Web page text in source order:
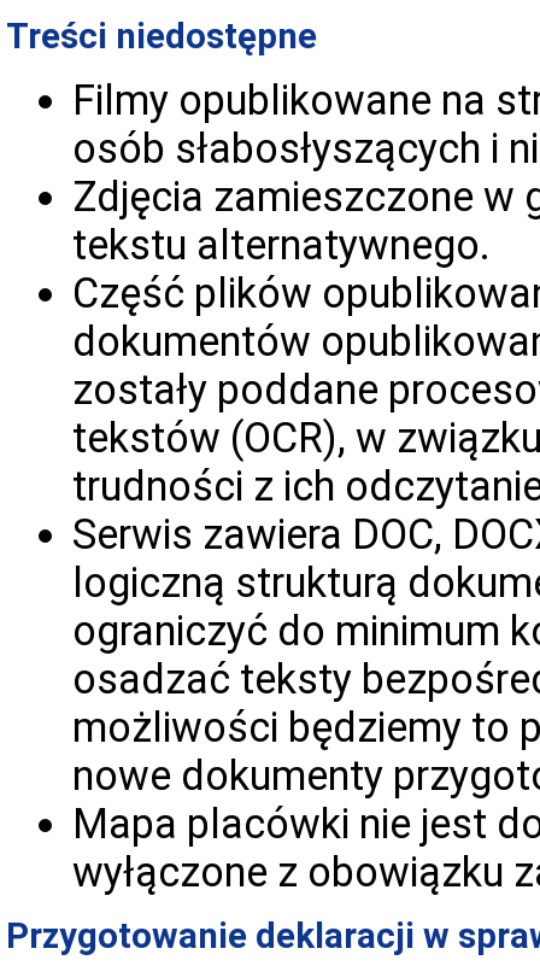
Treści niedostępne
Filmy opublikowane na
osób słabosłyszących i
Zdjęcia zamieszczone w
tekstu alternatywnego.
Część plików
dokumentów
zostały poddane
tekstów (OCR), w
trudności z ich
Serwis zawiera DOC,
logiczną strukturą
ograniczyć do minimum
osadzać teksty
możliwości będziemy to
nowe dokumenty
Mapa placówki nie jest
wyłączone z obowiązku
Przygotowanie deklaracji w